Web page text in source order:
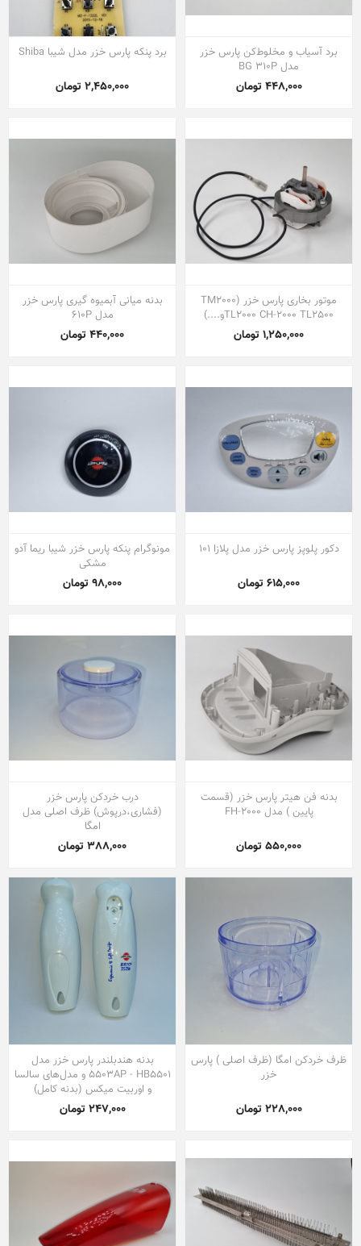
برد آسیاب و مخلوط‌کن پارس خزر
مدل BG 310P
448,000 تومان
برد پنکه پارس خزر مدل شیبا Shiba
2,450,000 تومان
موتور بخاری پارس خزر (TM2000
TL2000 CH-2000 TL2500و....)
1,250,000 تومان
بدنه میانی آبمیوه گیری پارس خزر
مدل 610P
440,000 تومان
دکور پلوپز پارس خزر مدل پلازا 101
615,000 تومان
مونوگرام پنکه پارس خزر شیبا ریما آدو
مشکی
98,000 تومان
بدنه فن هیتر پارس خزر (قسمت
پایین ) مدل FH-2000
550,000 تومان
درب خردکن پارس خزر
(فشاری،درپوش) ظرف اصلی مدل
امگا
388,000 تومان
ظرف خردکن امگا (ظرف اصلی ) پارس
خزر
228,000 تومان
بدنه هندبلندر پارس خزر مدل
5503AP - HB5501 و مدل‌های سالسا
و اوربیت میکس (بدنه کامل)
247,000 تومان